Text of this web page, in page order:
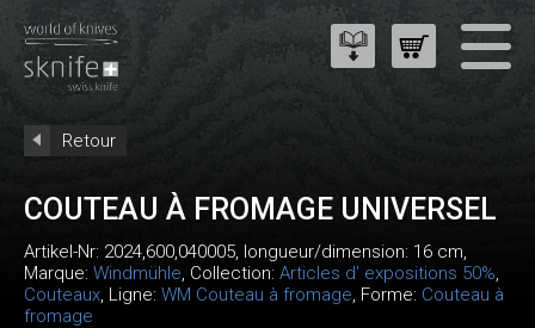
Retour
COUTEAU À FROMAGE UNIVERSEL
Artikel-Nr: 2024,600,040005, longueur/dimension: 16 cm,
Marque: Windmühle, Collection: Articles d' expositions 50%,
Couteaux, Ligne: WM Couteau à fromage, Forme: Couteau à
fromage